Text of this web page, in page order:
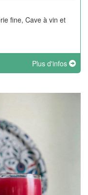
fine, Cave à vin et
Plus d'infos